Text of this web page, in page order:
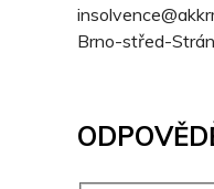
Brno-střed-